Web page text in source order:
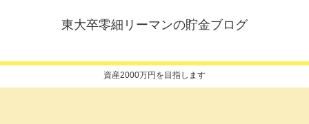
東大卒零細リーマンの貯金ブログ
資産2000万円を目指します